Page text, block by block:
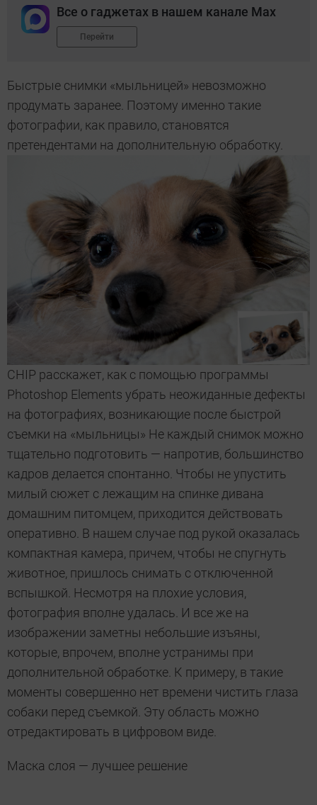
Все о гаджетах в нашем канале Max
Перейти
Быстрые снимки «мыльницей» невозможно
продумать заранее. Поэтому именно такие
фотографии, как правило, становятся
претендентами на дополнительную обработку.
CHIP расскажет, как с помощью программы
Photoshop Elements убрать неожиданные дефекты
на фотографиях, возникающие после быстрой
съемки на «мыльницы» Не каждый снимок можно
тщательно подготовить — напротив, большинство
кадров делается спонтанно. Чтобы не упустить
милый сюжет с лежащим на спинке дивана
домашним питомцем, приходится действовать
оперативно. В нашем случае под рукой оказалась
компактная камера, причем, чтобы не спугнуть
животное, пришлось снимать с отключенной
вспышкой. Несмотря на плохие условия,
фотография вполне удалась. И все же на
изображении заметны небольшие изъяны,
которые, впрочем, вполне устранимы при
дополнительной обработке. К примеру, в такие
моменты совершенно нет времени чистить глаза
собаки перед съемкой. Эту область можно
отредактировать в цифровом виде.
Маска слоя — лучшее решение